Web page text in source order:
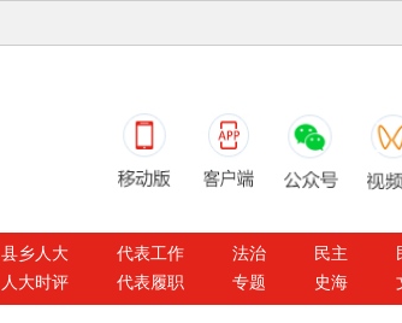
县乡人大 代表工作 法治 民主
人大时评 代表履职 专题 史海